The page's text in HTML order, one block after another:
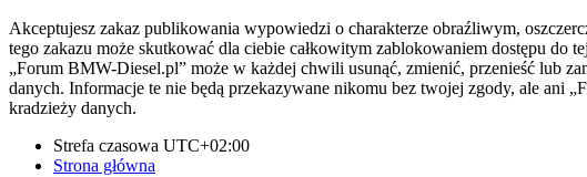
Akceptujesz zakaz publikowania wypowiedzi o charakterze obraźliwym,
tego zakazu może skutkować dla ciebie całkowitym zablokowaniem dostępu
„Forum BMW-Diesel.pl” może w każdej chwili usunąć, zmienić, przenieść lub
danych. Informacje te nie będą przekazywane nikomu bez twojej zgody, ale ani
kradzieży danych.
Strefa czasowa UTC+02:00
Strona główna